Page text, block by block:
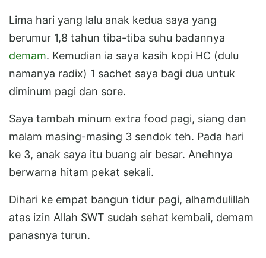
Lima hari yang lalu anak kedua saya yang
berumur 1,8 tahun tiba-tiba suhu badannya
demam. Kemudian ia saya kasih kopi HC (dulu
namanya radix) 1 sachet saya bagi dua untuk
diminum pagi dan sore.
Saya tambah minum extra food pagi, siang dan
malam masing-masing 3 sendok teh. Pada hari
ke 3, anak saya itu buang air besar. Anehnya
berwarna hitam pekat sekali.
Dihari ke empat bangun tidur pagi, alhamdulillah
atas izin Allah SWT sudah sehat kembali, demam
panasnya turun.